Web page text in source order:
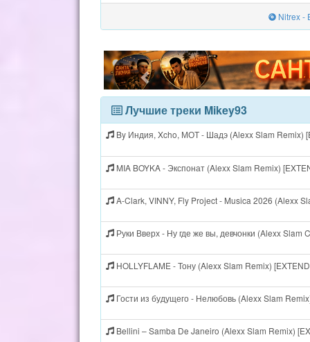
Nitrex -
Лучшие треки Mikey93
By Индия, Xcho, МОТ - Шадэ (Alexx Slam Remix)
MIA BOYKA - Экспонат (Alexx Slam Remix)
A-Clark, VINNY, Fly Project - Musica 2026 (Alexx
Руки Вверх - Ну где же вы, девчонки (Alexx Slam
HOLLYFLAME - Тону (Alexx Slam Remix)
Гости из будущего - Нелюбовь (Alexx Slam
Bellini – Samba De Janeiro (Alexx Slam Remix)